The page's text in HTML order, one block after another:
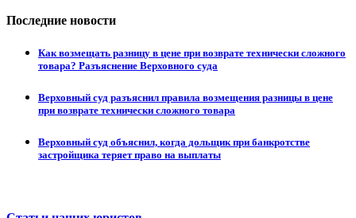
Последние новости
Как возмещать разницу в цене при возврате технически сложного
товара? Разъяснение Верховного суда
Верховный суд разъяснил правила возмещения разницы в цене
при возврате технически сложного товара
Верховный суд объяснил, когда дольщик при банкротстве
застройщика теряет право на выплаты